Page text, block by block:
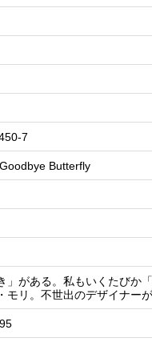
7
Butterfly
」がある。私もいくたびか
モリ。不世出のデザイナー